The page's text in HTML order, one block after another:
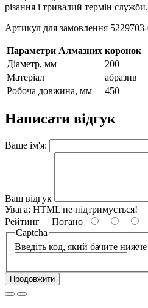
різання і тривалий термін
Артикул для замовлення 5229703-
Параметри Алмазних коронок
Діаметр, мм
200
Матеріал
абразив
Робоча довжина, мм
450
Написати відгук
Ваше ім'я:
Ваш відгук
Увага: HTML не підтримується!
Рейтинг Погано
Captcha
Введіть код, який бачите нижче
Продовжити